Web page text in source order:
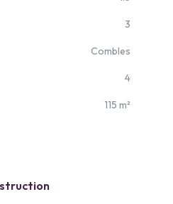
3
Combles
4
115 m²